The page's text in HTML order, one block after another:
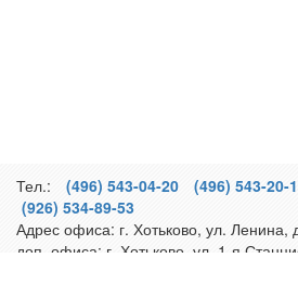
Тел.: (496) 543-04-20 (496) 543-20-
(926) 534-89-53
Адрес офиса: г. Хотьково, ул. Ленина,
доп. офиса: г. Хотьково ул. 1-я